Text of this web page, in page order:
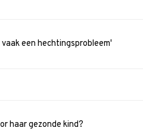
een hechtingsprobleem'
haar gezonde kind?